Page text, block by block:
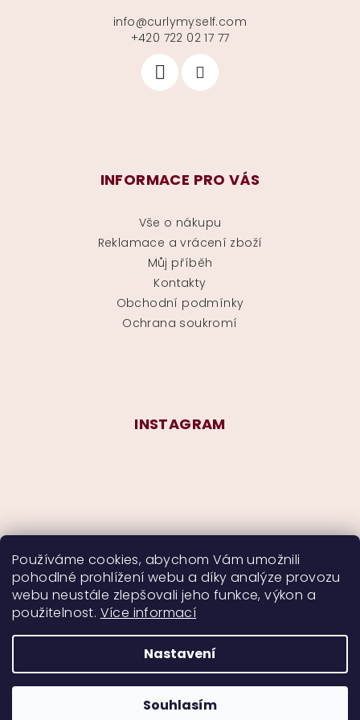
Používáme cookies, abychom Vám umožnili
pohodlné prohlížení webu a díky analýze provozu
webu neustále zlepšovali jeho funkce, výkon a
použitelnost. Více informací
Nastavení
Souhlasím
info@curlymyself.com
+420 722 02 17 77
INFORMACE PRO VÁS
Vše o nákupu
Reklamace a vrácení zboží
Můj příběh
Kontakty
Obchodní podmínky
Ochrana soukromí
INSTAGRAM
Sledovat na Instagramu